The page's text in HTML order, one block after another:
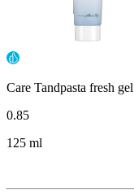
Care Tandpasta fresh gel
0.85
125 ml